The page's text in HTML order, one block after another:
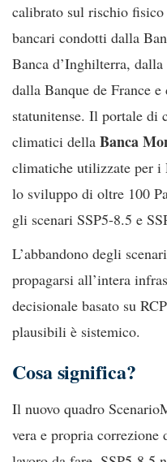
calibrato sul rischio fisico
bancari condotti dalla
Banca d’Inghilterra,
dalla Banque de France
statunitense. Il portale di
climatici della Banca
climatiche utilizzate per
lo sviluppo di oltre 100
gli scenari SSP5-8.5 e
L’abbandono degli
propagarsi all’intera
decisionale basato su
plausibili è sistemico.
Cosa significa?
Il nuovo quadro
vera e propria correzione